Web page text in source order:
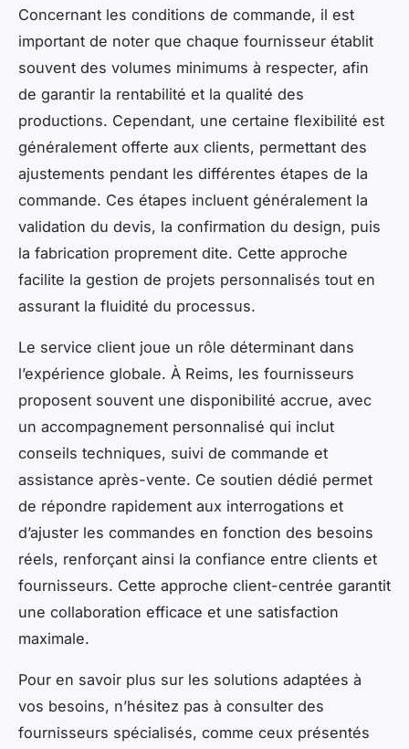
Concernant les conditions de commande, il est
important de noter que chaque fournisseur établit
souvent des volumes minimums à respecter, afin
de garantir la rentabilité et la qualité des
productions. Cependant, une certaine flexibilité est
généralement offerte aux clients, permettant des
ajustements pendant les différentes étapes de la
commande. Ces étapes incluent généralement la
validation du devis, la confirmation du design, puis
la fabrication proprement dite. Cette approche
facilite la gestion de projets personnalisés tout en
assurant la fluidité du processus.
Le service client joue un rôle déterminant dans
l’expérience globale. À Reims, les fournisseurs
proposent souvent une disponibilité accrue, avec
un accompagnement personnalisé qui inclut
conseils techniques, suivi de commande et
assistance après-vente. Ce soutien dédié permet
de répondre rapidement aux interrogations et
d’ajuster les commandes en fonction des besoins
réels, renforçant ainsi la confiance entre clients et
fournisseurs. Cette approche client-centrée garantit
une collaboration efficace et une satisfaction
maximale.
Pour en savoir plus sur les solutions adaptées à
vos besoins, n’hésitez pas à consulter des
fournisseurs spécialisés, comme ceux présentés